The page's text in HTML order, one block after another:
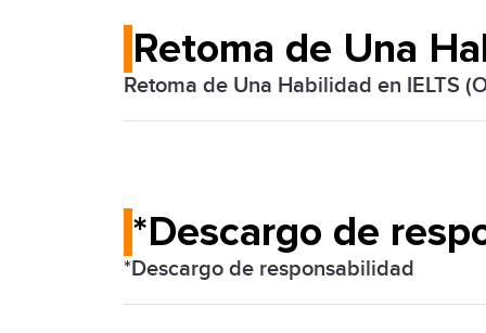
Retoma de Una
Retoma de Una Habilidad en IELTS
elegible
*Descargo de
*Descargo de responsabilidad